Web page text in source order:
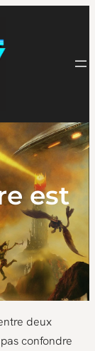
est
deux
confondre